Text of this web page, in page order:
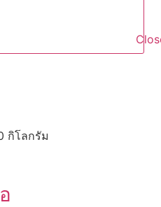
กิโลกรัม